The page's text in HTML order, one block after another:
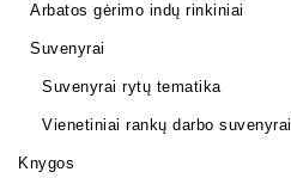
Arbatos gėrimo indų rinkiniai
Suvenyrai
Suvenyrai rytų tematika
Vienetiniai rankų darbo suvenyrai
Knygos